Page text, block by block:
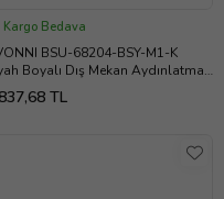
Kargo Bedava
BSU-68204-BSY-M1-K
Boyalı Dış Mekan Aydınlatma
ABS Akrilik Cam 20cm
TL